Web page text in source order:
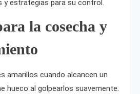
y estrategias para su control.
la cosecha y
amarillos cuando alcancen un
hueco al golpearlos suavemente.